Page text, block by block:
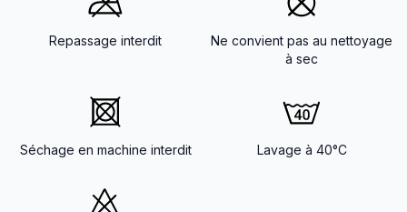
Repassage interdit
Ne convient pas au nettoyage
à sec
Séchage en machine interdit Lavage à 40°C